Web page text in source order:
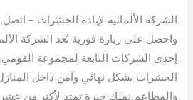
واحصل على زيارة فورية تُعد الشركة
إحدى الشركات التابعة لمجموعة
الحشرات بشكل نهائي وآمن داخل
والمطاعم.نملك خبرة تمتد لأكثر من
على
زيارة
فورية